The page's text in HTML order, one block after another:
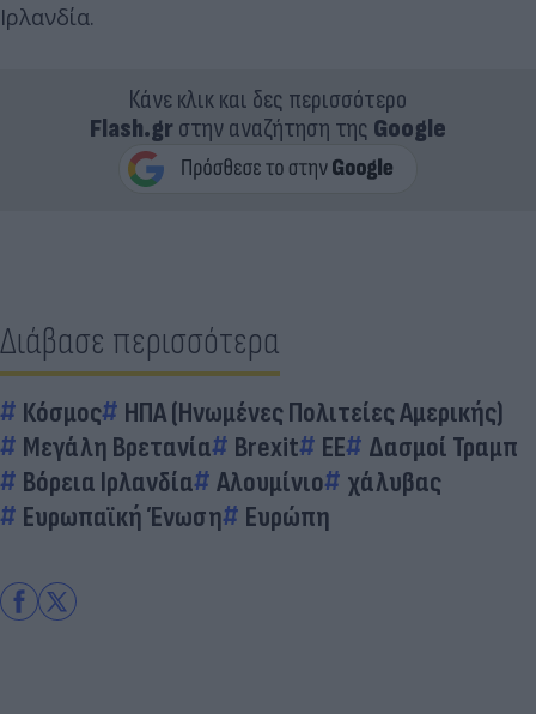
Ιρλανδία.
Κάνε κλικ και δες περισσότερο
Flash.grστην αναζήτηση της Google
Διάβασε περισσότερα
Κόσμος
ΗΠΑ (Ηνωμένες Πολιτείες Αμερικής)
Μεγάλη Βρετανία
Brexit EE
Δασμοί Τραμπ
Βόρεια Ιρλανδία
Αλουμίνιο
χάλυβας
Ευρωπαϊκή Ένωση
Ευρώπη